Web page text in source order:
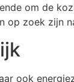
om de
op zoek zijn
ook